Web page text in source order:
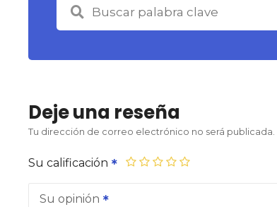
Deje una reseña
Tu dirección de correo electrónico no será publicada.
Su calificación
Su opinión